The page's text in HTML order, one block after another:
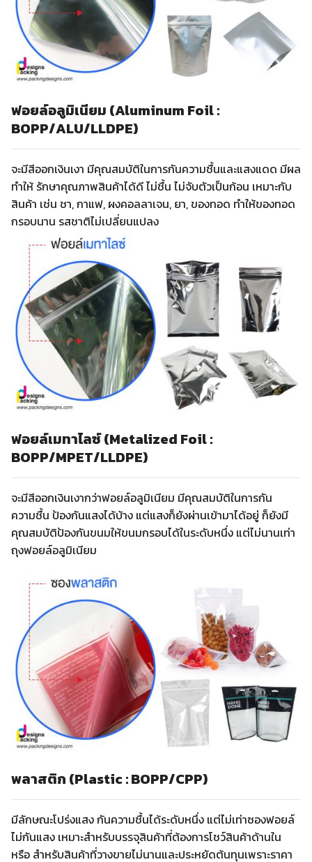
ฟอยล์อลูมิเนียม (Aluminum Foil :
BOPP/ALU/LLDPE)
จะมีสีออกเงินเงา มีคุณสมบัติในการกันความชื้นและแสงแดด มีผล
ทำให้ รักษาคุณภาพสินค้าได้ดี ไม่ชื้น ไม่จับตัวเป็นก้อน เหมาะกับ
สินค้า เช่น ชา, กาแฟ, ผงคอลลาเจน, ยา, ของทอด ทำให้ของทอด
กรอบนาน รสชาติไม่เปลี่ยนแปลง
ฟอยล์เมทาไลซ์ (Metalized Foil :
BOPP/MPET/LLDPE)
จะมีสีออกเงินเงากว่าฟอยล์อลูมิเนียม มีคุณสมบัติในการกัน
ความชื้น ป้องกันแสงได้บ้าง แต่แสงก็ยังผ่านเข้ามาได้อยู่ ก็ยังมี
คุณสมบัติป้องกันขนมให้ขนมกรอบได้ในระดับหนึ่ง แต่ไม่นานเท่า
ถุงฟอยล์อลูมิเนียม
พลาสติก (Plastic : BOPP/CPP)
มีลักษณะโปร่งแสง กันความชื้นได้ระดับหนึ่ง แต่ไม่เท่าซองฟอยล์
ไม่กันแสง เหมาะสำหรับบรรจุสินค้าที่ต้องการโชว์สินค้าด้านใน
หรือ สำหรับสินค้าที่วางขายไม่นานและประหยัดต้นทุนเพราะราคา